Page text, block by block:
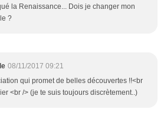
la Renaissance... Dois je changer mon
?
08/11/2017 09:21
qui promet de belles découvertes !!<br
<br /> (je te suis toujours discrètement..)